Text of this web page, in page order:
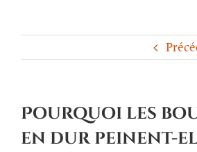
Pourquoi les
en dur peinent-